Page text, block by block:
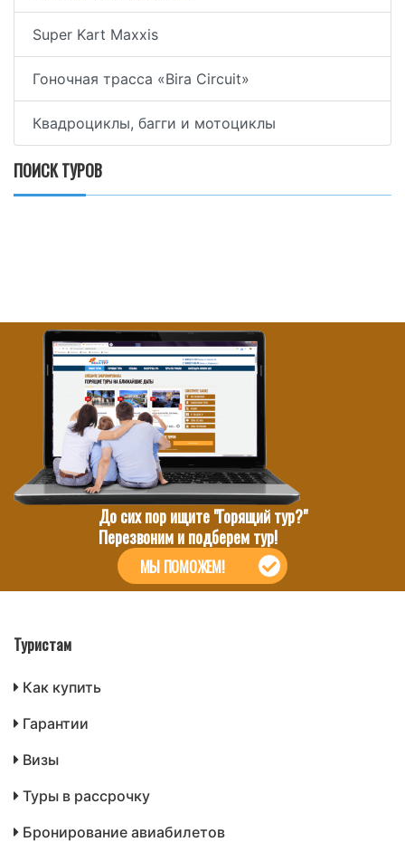
Super Kart Maxxis
Гоночная трасса «Bira Circuit»
Квадроциклы, багги и мотоциклы
ПОИСК ТУРОВ
До сих пор ищите "Горящий тур?"
Перезвоним и подберем тур!
МЫ ПОМОЖЕМ!
Туристам
Как купить
Гарантии
Визы
Туры в рассрочку
Бронирование авиабилетов